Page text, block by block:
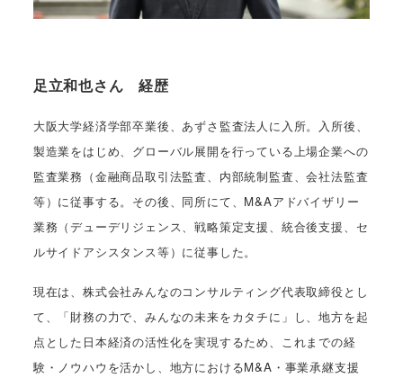
足立和也さん 経歴
大阪大学経済学部卒業後、あずさ監査法人に入所。入所後、
製造業をはじめ、グローバル展開を行っている上場企業への
監査業務（金融商品取引法監査、内部統制監査、会社法監査
等）に従事する。その後、同所にて、M&Aアドバイザリー
業務（デューデリジェンス、戦略策定支援、統合後支援、セ
ルサイドアシスタンス等）に従事した。
現在は、株式会社みんなのコンサルティング代表取締役とし
て、「財務の力で、みんなの未来をカタチに」し、地方を起
点とした日本経済の活性化を実現するため、これまでの経
験・ノウハウを活かし、地方におけるM&A・事業承継支援